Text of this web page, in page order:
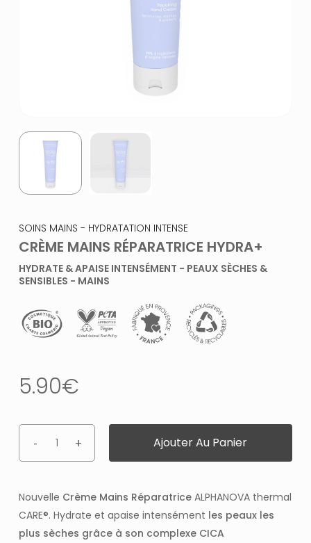
SOINS MAINS - HYDRATATION INTENSE
CRÈME MAINS RÉPARATRICE HYDRA+
HYDRATE & APAISE INTENSÉMENT - PEAUX SÈCHES &
SENSIBLES - MAINS
5.90€
Ajouter Au Panier
Nouvelle Crème Mains Réparatrice ALPHANOVA thermal
CARE®. Hydrate et apaise intensément les peaux les
plus sèches grâce à son complexe CICA